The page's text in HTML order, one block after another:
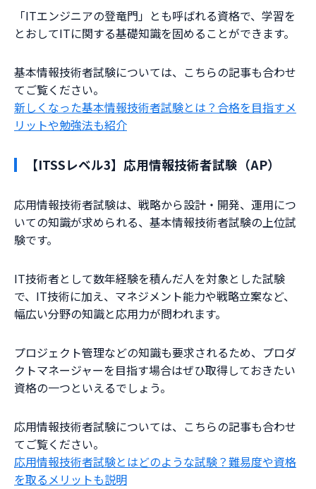
「ITエンジニアの登竜門」とも呼ばれる資格で、学習を
とおしてITに関する基礎知識を固めることができます。
基本情報技術者試験については、こちらの記事も合わせ
てご覧ください。
新しくなった基本情報技術者試験とは？合格を目指すメ
リットや勉強法も紹介
【ITSSレベル3】応用情報技術者試験（AP）
応用情報技術者試験は、戦略から設計・開発、運用につ
いての知識が求められる、基本情報技術者試験の上位試
験です。
IT技術者として数年経験を積んだ人を対象とした試験
で、IT技術に加え、マネジメント能力や戦略立案など、
幅広い分野の知識と応用力が問われます。
プロジェクト管理などの知識も要求されるため、プロダ
クトマネージャーを目指す場合はぜひ取得しておきたい
資格の一つといえるでしょう。
応用情報技術者試験については、こちらの記事も合わせ
てご覧ください。
応用情報技術者試験とはどのような試験？難易度や資格
を取るメリットも説明